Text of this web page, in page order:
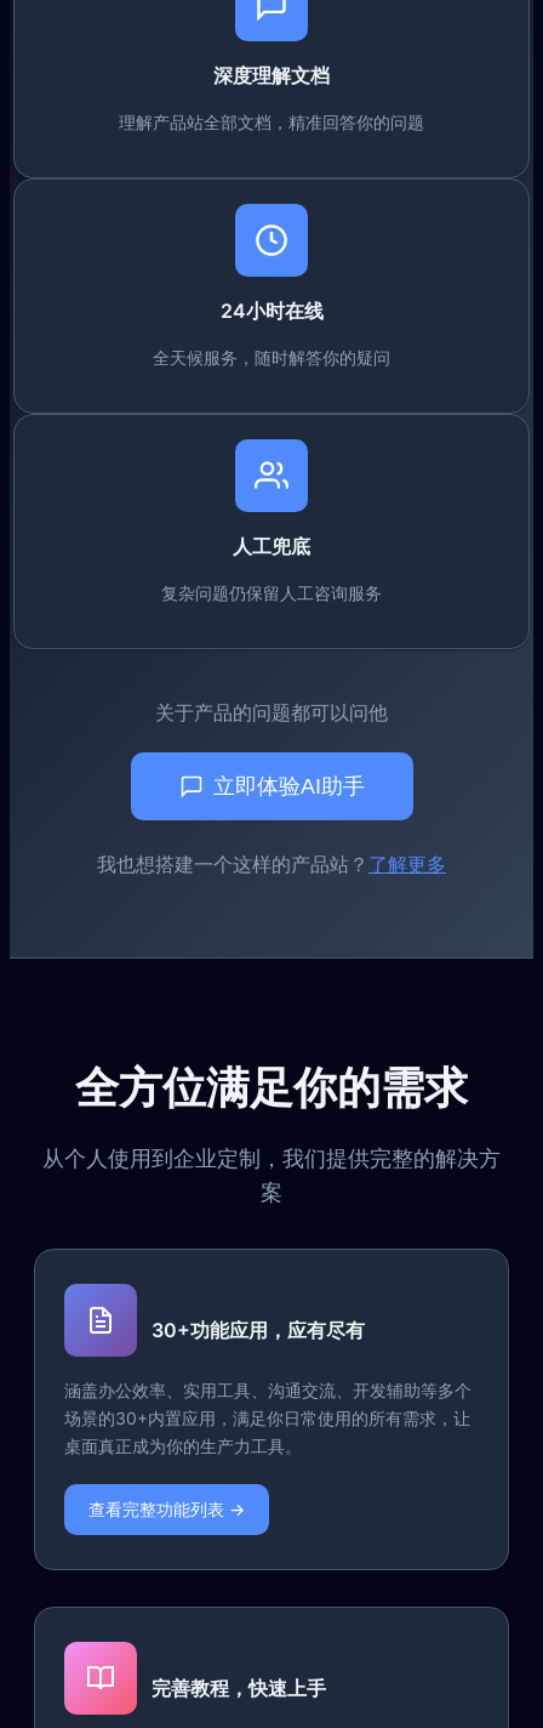
深度理解文档
理解产品站全部文档，精准回答你的问题
24小时在线
全天候服务，随时解答你的疑问
人工兜底
复杂问题仍保留人工咨询服务
关于产品的问题都可以问他
立即体验AI助手
我也想搭建一个这样的产品站？ 了解更多
全方位满足你的需求
从个人使用到企业定制，我们提供完整的解决方
案
30+功能应用，应有尽有
涵盖办公效率、实用工具、沟通交流、开发辅助等多个
场景的30+内置应用，满足你日常使用的所有需求，让
桌面真正成为你的生产力工具。
查看完整功能列表 →
完善教程，快速上手